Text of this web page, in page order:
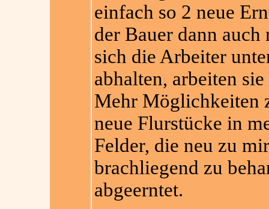
einfach so 2 neue
der Bauer dann
sich die Arbeiter
abhalten, arbeiten
Mehr Möglichkeiten
neue Flurstücke in
Felder, die neu zu
brachliegend zu
abgeerntet.